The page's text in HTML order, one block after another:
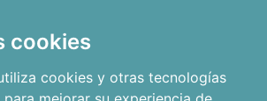
cookies
cookies y otras tecnologías